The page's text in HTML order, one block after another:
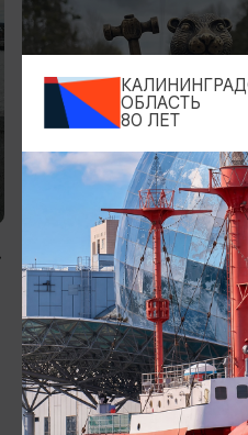
ПАМЯТНИКИ И
Бобры на Мазурском
Железнодорожный
ИЩИТЕ ТАКЖЕ НА
ОБЛАСТЬ
80 ЛЕТ